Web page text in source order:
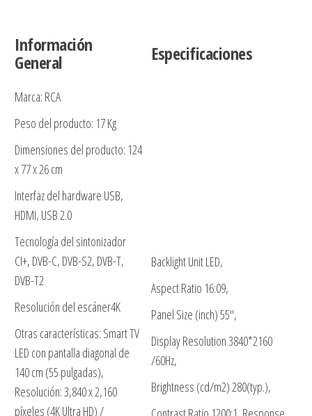
Información
General Especificaciones
Marca: RCA
Peso del producto: 17 Kg
Dimensiones del producto: 124
x 77 x 26 cm
Interfaz del hardware USB,
HDMI, USB 2.0
Tecnología del sintonizador
CI+, DVB-C, DVB-S2, DVB-T,
DVB-T2
Resolución del escáner4K
Otras características: Smart TV
LED con pantalla diagonal de
140 cm (55 pulgadas),
Resolución: 3,840 x 2,160
píxeles (4K Ultra HD) /
Backlight Unit LED,
Aspect Ratio 16:09,
Panel Size (inch) 55″,
Display Resolution 3840*2160
/60Hz,
Brightness (cd/m2) 280(typ.),